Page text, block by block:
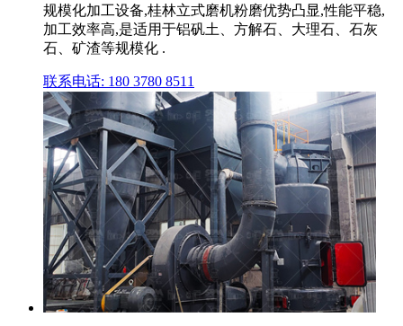
规模化加工设备,桂林立式磨机粉磨优势凸显,性能平稳,
加工效率高,是适用于铝矾土、方解石、大理石、石灰
石、矿渣等规模化 .
联系电话: 180 3780 8511